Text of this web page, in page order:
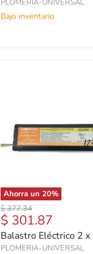
PLOMERIA-UNIVERSAL
Bajo inventario
Ahorra un 20%
Precio
original
$ 377.34
Precio
actual
$ 301.87
Balastro Eléctrico 2
PLOMERIA-UNIVERSAL